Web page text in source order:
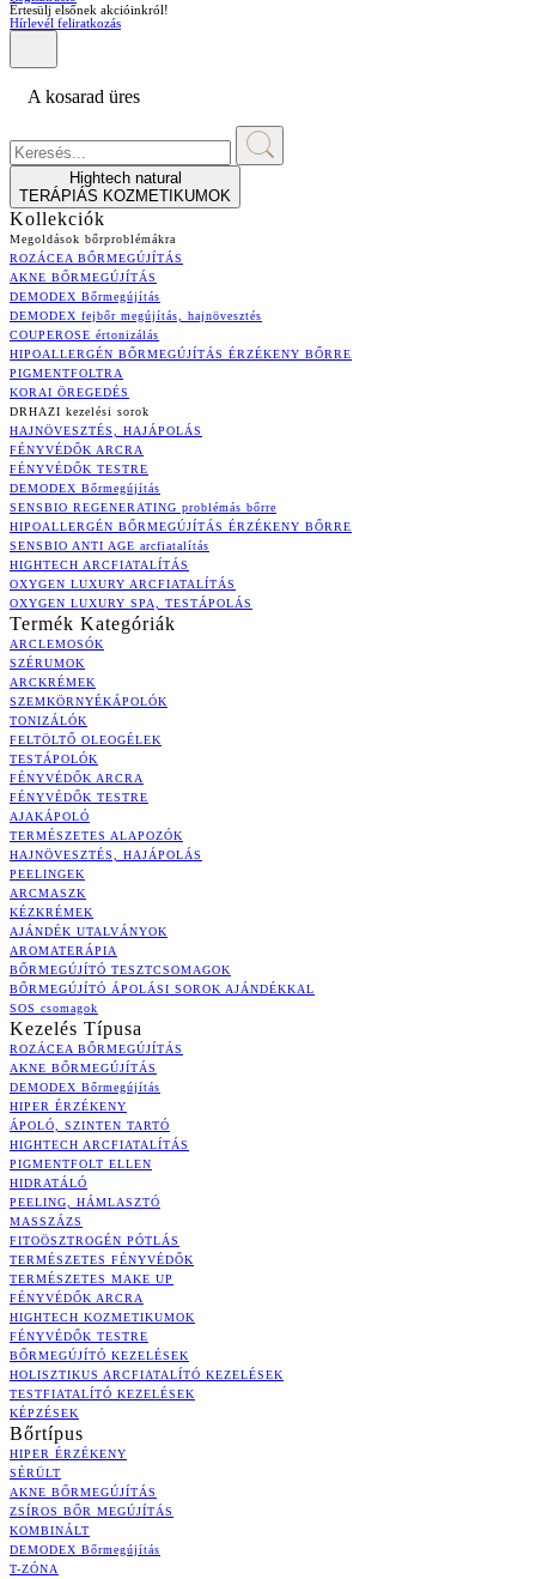
Értesülj elsőnek akcióinkról!
Hírlevél feliratkozás
A kosarad üres
Hightech natural
TERÁPIÁS KOZMETIKUMOK
Kollekciók
Megoldások bőrproblémákra
ROZÁCEA BŐRMEGÚJÍTÁS
AKNE BŐRMEGÚJÍTÁS
DEMODEX Bőrmegújítás
DEMODEX fejbőr megújítás, hajnövesztés
COUPEROSE értonizálás
HIPOALLERGÉN BŐRMEGÚJÍTÁS ÉRZÉKENY BŐRRE
PIGMENTFOLTRA
KORAI ÖREGEDÉS
DRHAZI kezelési sorok
HAJNÖVESZTÉS, HAJÁPOLÁS
FÉNYVÉDŐK ARCRA
FÉNYVÉDŐK TESTRE
DEMODEX Bőrmegújítás
SENSBIO REGENERATING problémás bőrre
HIPOALLERGÉN BŐRMEGÚJÍTÁS ÉRZÉKENY BŐRRE
SENSBIO ANTI AGE arcfiatalítás
HIGHTECH ARCFIATALÍTÁS
OXYGEN LUXURY ARCFIATALÍTÁS
OXYGEN LUXURY SPA, TESTÁPOLÁS
Termék Kategóriák
ARCLEMOSÓK
SZÉRUMOK
ARCKRÉMEK
SZEMKÖRNYÉKÁPOLÓK
TONIZÁLÓK
FELTÖLTŐ OLEOGÉLEK
TESTÁPOLÓK
FÉNYVÉDŐK ARCRA
FÉNYVÉDŐK TESTRE
AJAKÁPOLÓ
TERMÉSZETES ALAPOZÓK
HAJNÖVESZTÉS, HAJÁPOLÁS
PEELINGEK
ARCMASZK
KÉZKRÉMEK
AJÁNDÉK UTALVÁNYOK
AROMATERÁPIA
BŐRMEGÚJÍTÓ TESZTCSOMAGOK
BŐRMEGÚJÍTÓ ÁPOLÁSI SOROK AJÁNDÉKKAL
SOS csomagok
Kezelés Típusa
ROZÁCEA BŐRMEGÚJÍTÁS
AKNE BŐRMEGÚJÍTÁS
DEMODEX Bőrmegújítás
HIPER ÉRZÉKENY
ÁPOLÓ, SZINTEN TARTÓ
HIGHTECH ARCFIATALÍTÁS
PIGMENTFOLT ELLEN
HIDRATÁLÓ
PEELING, HÁMLASZTÓ
MASSZÁZS
FITOÖSZTROGÉN PÓTLÁS
TERMÉSZETES FÉNYVÉDŐK
TERMÉSZETES MAKE UP
FÉNYVÉDŐK ARCRA
HIGHTECH KOZMETIKUMOK
FÉNYVÉDŐK TESTRE
BŐRMEGÚJÍTÓ KEZELÉSEK
HOLISZTIKUS ARCFIATALÍTÓ KEZELÉSEK
TESTFIATALÍTÓ KEZELÉSEK
KÉPZÉSEK
Bőrtípus
HIPER ÉRZÉKENY
SÉRÜLT
AKNE BŐRMEGÚJÍTÁS
ZSÍROS BŐR MEGÚJÍTÁS
KOMBINÁLT
DEMODEX Bőrmegújítás
T-ZÓNA